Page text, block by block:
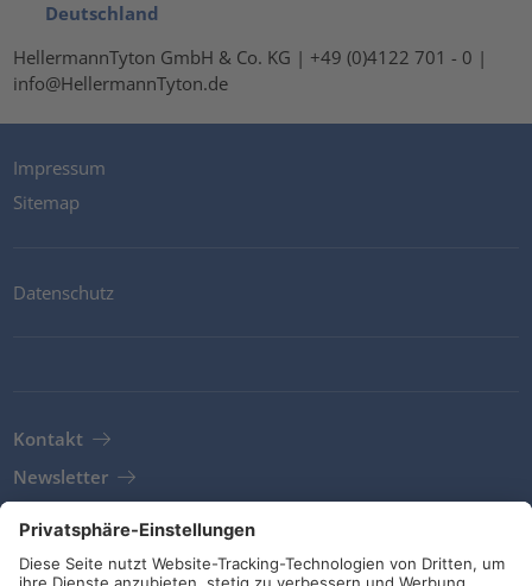
Deutschland
HellermannTyton GmbH & Co. KG | +49 (0)4122 701 - 0 |
info@HellermannTyton.de
Impressum
Sitemap
Datenschutz
Kontakt
Newsletter
AGB